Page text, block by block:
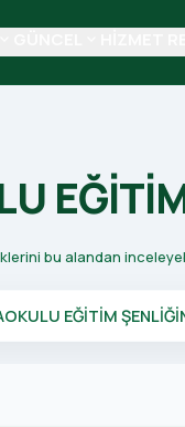
bu alandan
EĞİTİM